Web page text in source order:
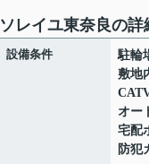
ソレイユ東奈良の詳
設備条件
駐輪
敷地
オー
宅配
防犯